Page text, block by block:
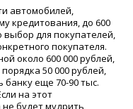
автомобилей,
кредитования, до 600
для покупателей,
покупателя.
около 600 000 рублей,
50 000 рублей,
банку еще 70-90 тыс.
на этот
будет мудрить